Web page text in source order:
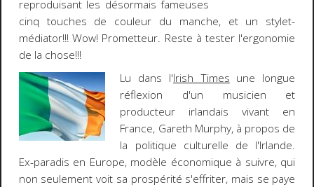
reproduisant les désormais fameuses
cinq touches de couleur du manche, et un stylet-
médiator!!! Wow! Prometteur. Reste à tester l'ergonomie
de la chose!!!
Lu dans l'Irish Times une longue
réflexion d'un musicien et
producteur irlandais vivant en
France, Gareth Murphy, à propos de
la politique culturelle de l'Irlande.
Ex-paradis en Europe, modèle économique à suivre, qui
non seulement voit sa prospérité s'effriter, mais se paye